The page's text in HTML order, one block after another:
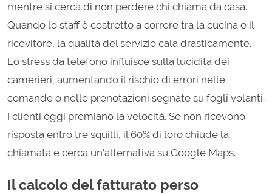
mentre si cerca di non perdere chi chiama da casa.
Quando lo staff è costretto a correre tra la cucina e il
ricevitore, la qualità del servizio cala drasticamente.
Lo stress da telefono influisce sulla lucidità dei
camerieri, aumentando il rischio di errori nelle
comande o nelle prenotazioni segnate su fogli volanti.
I clienti oggi premiano la velocità. Se non ricevono
risposta entro tre squilli, il 60% di loro chiude la
chiamata e cerca un'alternativa su Google Maps.
Il calcolo del fatturato perso